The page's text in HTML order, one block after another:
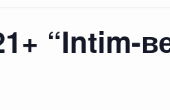
“Intim-